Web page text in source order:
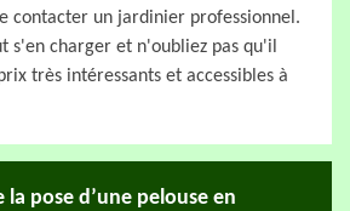
contacter un jardinier professionnel.
s'en charger et n'oubliez pas qu'il
très intéressants et accessibles à
la pose d’une pelouse en